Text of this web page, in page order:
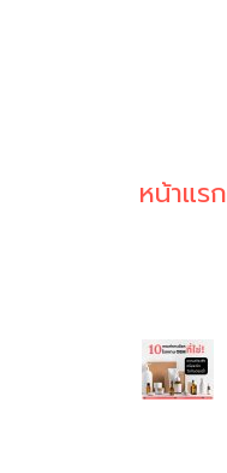
หน้าแรก